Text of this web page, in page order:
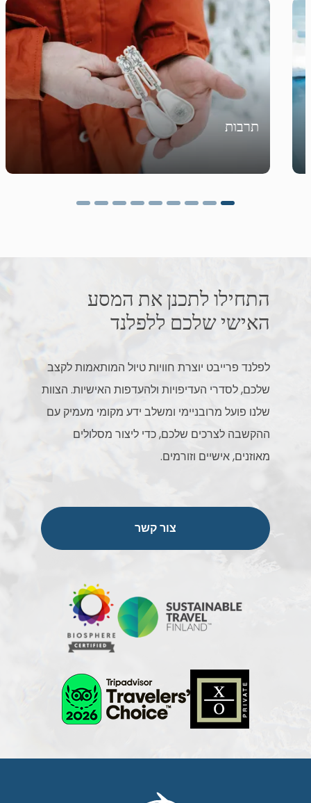
תרבות
התחילו לתכנן את המסע
האישי שלכם ללפלנד
לפלנד פרייבט יוצרת חוויות טיול המותאמות לקצב
שלכם, לסדרי העדיפויות ולהעדפות האישיות. הצוות
שלנו פועל מרובניימי ומשלב ידע מקומי מעמיק עם
ההקשבה לצרכים שלכם, כדי ליצור מסלולים
מאוזנים, אישיים וזורמים.
צור קשר